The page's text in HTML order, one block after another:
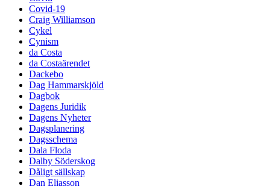
Covid-19
Craig Williamson
Cykel
Cynism
da Costa
da Costaärendet
Dackebo
Dag Hammarskjöld
Dagbok
Dagens Juridik
Dagens Nyheter
Dagsplanering
Dagsschema
Dala Floda
Dalby Söderskog
Dåligt sällskap
Dan Eliasson